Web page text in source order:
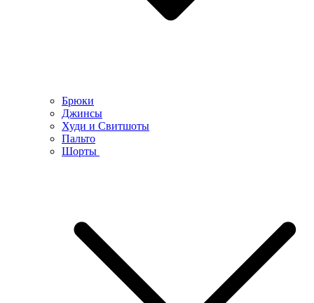
Брюки
Джинсы
Худи и Свитшоты
Пальто
Шорты